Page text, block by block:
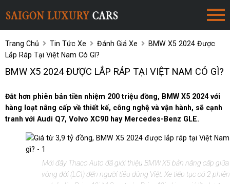
Trang Chủ Tin Tức Xe Đánh Giá Xe
BMW X5 2024 Được
Lắp Ráp Tại Việt Nam Có Gì?
BMW X5 2024 ĐƯỢC LẮP RÁP TẠI VIỆT NAM CÓ GÌ?
Đắt hơn phiên bản tiền nhiệm 200 triệu đồng, BMW X5 2024 với
hàng loạt nâng cấp về thiết kế, công nghệ và vận hành, sẽ cạnh
tranh với Audi Q7, Volvo XC90 hay Mercedes-Benz GLE.
Mới đây Thaco Auto đã giới thiệu BMW X5 bản nâng cấp giữa
vòng đời (LCI) đến người tiêu dùng Việt. Xe tiếp tục có 2 phiên